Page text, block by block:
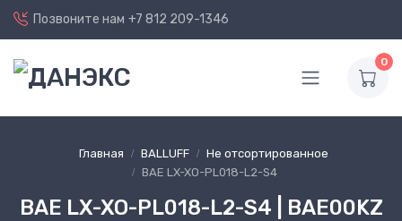
Позвоните нам +7 812 209-1346
0
Главная BALLUFF
Не отсортированное
BAE LX-XO-PL018-L2-S4
BAE LX-XO-PL018-L2-S4 | BAE00KZ